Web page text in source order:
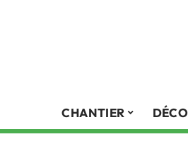
CHANTIER DÉCO